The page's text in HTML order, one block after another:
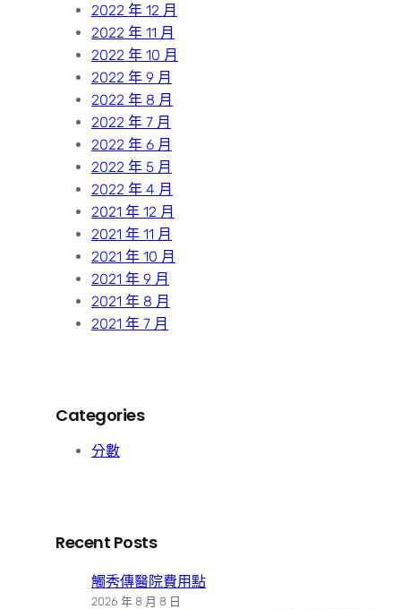
2022 年 12 月
2022 年 11 月
2022 年 10 月
2022 年 9 月
2022 年 8 月
2022 年 7 月
2022 年 6 月
2022 年 5 月
2022 年 4 月
2021 年 12 月
2021 年 11 月
2021 年 10 月
2021 年 9 月
2021 年 8 月
2021 年 7 月
Categories
分數
Recent Posts
觸秀傳醫院費用點
2026 年 8 月 8 日